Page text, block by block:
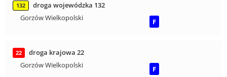
132
droga wojewódzka 132
Gorzów Wielkopolski
F
22
droga krajowa 22
Gorzów Wielkopolski
F